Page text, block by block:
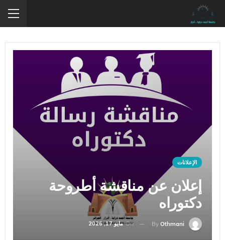
الإعلانات
إعلان عن مناقشة أطروحة
دكتوراه
By Othmani
On مايو 17, 2026